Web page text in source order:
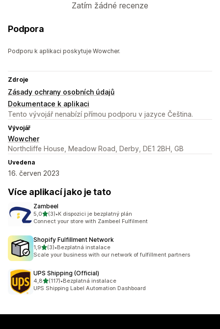
Zatím žádné recenze
Podpora
Podporu k aplikaci poskytuje Wowcher.
Zdroje
Zásady ochrany osobních údajů
Dokumentace k aplikaci
Tento vývojář nenabízí přímou podporu v jazyce Čeština.
Vývojář
Wowcher
Northcliffe House, Meadow Road, Derby, DE1 2BH, GB
Uvedena
16. červen 2023
Více aplikací jako je tato
Zambeel
5,0z 5 hvězd
(3)
Celkový počet recenzí: 3
•K dispozici je bezplatný plán
Connect your store with Zambeel Fulfilment
Shopify Fulfillment Network
1,9z 5 hvězd
(3)
Celkový počet recenzí: 3
•Bezplatná instalace
Scale your business with our network of fulfillment partners
UPS Shipping (Official)
4,8z 5 hvězd
(117)
Celkový počet recenzí: 117
•Bezplatná instalace
UPS Shipping Label Automation Dashboard